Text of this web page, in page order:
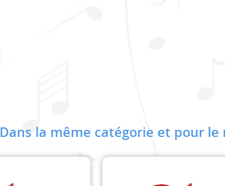
Dans la même catégorie et pour